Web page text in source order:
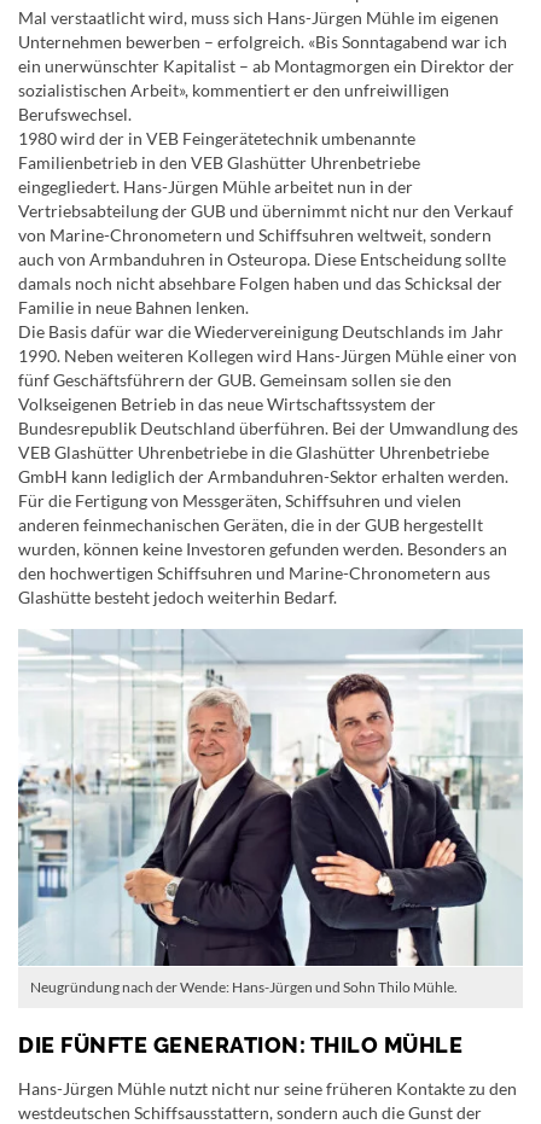
Mal verstaatlicht wird, muss sich Hans-Jürgen Mühle im eigenen
Unternehmen bewerben – erfolgreich. «Bis Sonntagabend war ich
ein unerwünschter Kapitalist – ab Montagmorgen ein Direktor der
sozialistischen Arbeit», kommentiert er den unfreiwilligen
Berufswechsel.
1980 wird der in VEB Feingerätetechnik umbenannte
Familienbetrieb in den VEB Glashütter Uhrenbetriebe
eingegliedert. Hans-Jürgen Mühle arbeitet nun in der
Vertriebsabteilung der GUB und übernimmt nicht nur den Verkauf
von Marine-Chronometern und Schiffsuhren weltweit, sondern
auch von Armbanduhren in Osteuropa. Diese Entscheidung sollte
damals noch nicht absehbare Folgen haben und das Schicksal der
Familie in neue Bahnen lenken.
Die Basis dafür war die Wiedervereinigung Deutschlands im Jahr
1990. Neben weiteren Kollegen wird Hans-Jürgen Mühle einer von
fünf Geschäftsführern der GUB. Gemeinsam sollen sie den
Volkseigenen Betrieb in das neue Wirtschaftssystem der
Bundesrepublik Deutschland überführen. Bei der Umwandlung des
VEB Glashütter Uhrenbetriebe in die Glashütter Uhrenbetriebe
GmbH kann lediglich der Armbanduhren-Sektor erhalten werden.
Für die Fertigung von Messgeräten, Schiffsuhren und vielen
anderen feinmechanischen Geräten, die in der GUB hergestellt
wurden, können keine Investoren gefunden werden. Besonders an
den hochwertigen Schiffsuhren und Marine-Chronometern aus
Glashütte besteht jedoch weiterhin Bedarf.
Neugründung nach der Wende: Hans-Jürgen und Sohn Thilo Mühle.
DIE FÜNFTE GENERATION: THILO MÜHLE
Hans-Jürgen Mühle nutzt nicht nur seine früheren Kontakte zu den
westdeutschen Schiffsausstattern, sondern auch die Gunst der